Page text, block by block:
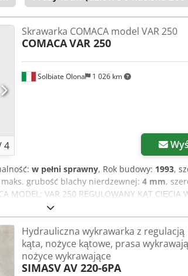
możliwa w każdej chwili w naszej
4
Solbiate Olona 1 026 km
Skrawarka COMACA model VAR 250
COMACAVAR 250
w pełni sprawny, Rok budowy: 1993,
maks. grubość blachy nierdzewnej: 4 mm,
MODEL: VAR 250 REGULOWANY KĄT CIĘCIA
x 250 mm Maksymalna grubość cięcia dla
cięcia dla R60/mm²: 4 mm UŻYWANA
Hydrauliczna wykrawarka z regulacją
kąta, nożyce kątowe, prasa
nożyce wykrawające
SIMASVAV 220-6PA